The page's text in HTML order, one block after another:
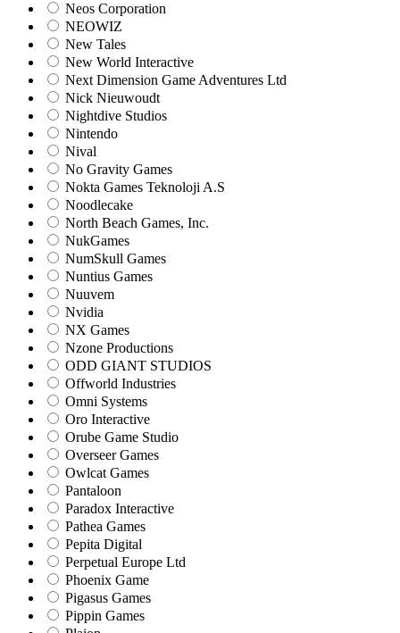
Neos Corporation
NEOWIZ
New Tales
New World Interactive
Next Dimension Game Adventures Ltd
Nick Nieuwoudt
Nightdive Studios
Nintendo
Nival
No Gravity Games
Nokta Games Teknoloji A.S
Noodlecake
North Beach Games, Inc.
NukGames
NumSkull Games
Nuntius Games
Nuuvem
Nvidia
NX Games
Nzone Productions
ODD GIANT STUDIOS
Offworld Industries
Omni Systems
Oro Interactive
Orube Game Studio
Overseer Games
Owlcat Games
Pantaloon
Paradox Interactive
Pathea Games
Pepita Digital
Perpetual Europe Ltd
Phoenix Game
Pigasus Games
Pippin Games